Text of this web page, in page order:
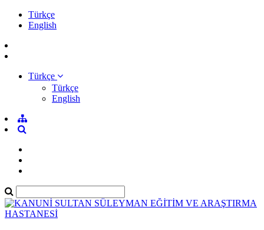
Türkçe
English
Türkçe
Türkçe
English